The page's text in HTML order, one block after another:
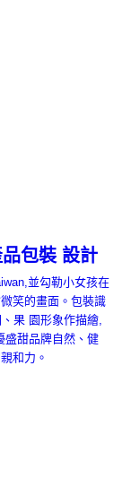
包裝 設計
並勾勒小女孩在
笑的畫面。包裝識
果 園形象作描繪,
盛甜品牌自然、健
和力。